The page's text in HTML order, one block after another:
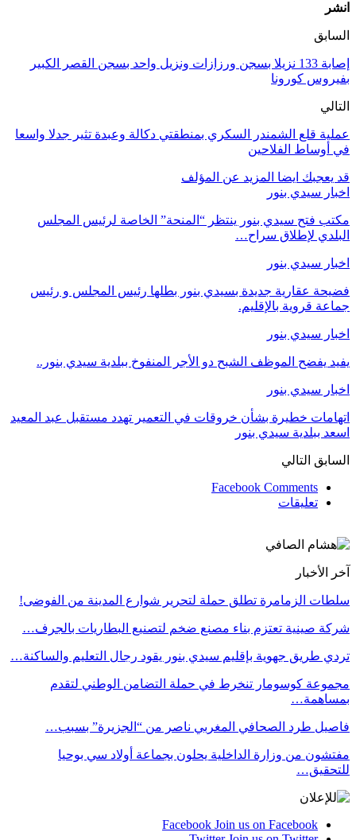
انشر
السابق
إصابة 133 نزيلا بسجن ورزازات ونزيل واحد بسجن القصر الكبير
بفيروس كورونا
التالي
عملية قلع الشمندر السكري بمنطقتي دكالة وعبدة تثير جدلا واسعا
في أوساط الفلاحين
قد يعجبك ايضا المزيد عن المؤلف
اخبار سيدي بنور
مكتب فتح سيدي بنور ينتظر “المنحة” الخاصة لرئيس المجلس
البلدي لإطلاق سراح…
اخبار سيدي بنور
فضيحة عقارية جديدة بسيدي بنور بطلها رئيس المجلس و رئيس
جماعة قروية بالإقليم.
اخبار سيدي بنور
يفيد يفضح الموظف الشبح دو الأجر المنفوخ ببلدية سيدي بنور..
اخبار سيدي بنور
اتهامات خطيرة بشأن خروقات في التعمير تهدد مستقبل عبد المعيد
اسعد ببلدية سيدي بنور
السابق التالي
Facebook Comments
تعليقات
آخر الأخبار
سلطات الزمامرة تطلق حملة لتحرير شوارع المدينة من الفوضى!
شركة صينية تعتزم بناء مصنع ضخم لتصنيع البطاريات بالجرف…
تردي طريق جهوية بإقليم سيدي بنور يقود رجال التعليم والساكنة…
مجموعة كوسومار تنخرط في حملة التضامن الوطني لتقدم
بمساهمة…
فاصيل طرد الصحافي المغربي ناصر من “الجزيرة” بسبب…
مفتشون من وزارة الداخلية يحلون بجماعة أولاد سي بوحيا
للتحقيق…
Facebook Join us on Facebook